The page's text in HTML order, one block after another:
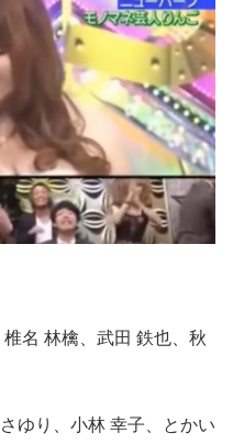
名 林檎、武田 鉄也、秋
ゆり、小林 幸子、とかい